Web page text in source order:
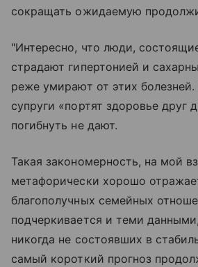
сокращать ожидаемую
"Интересно, что люди,
страдают гипертонией и
реже умирают от этих
супруги «портят здоровье друг
погибнуть не дают.
Такая закономерность, на мой
метафорически хорошо
благополучных семейных
подчеркивается и теми
никогда не состоявших в
самый короткий прогноз